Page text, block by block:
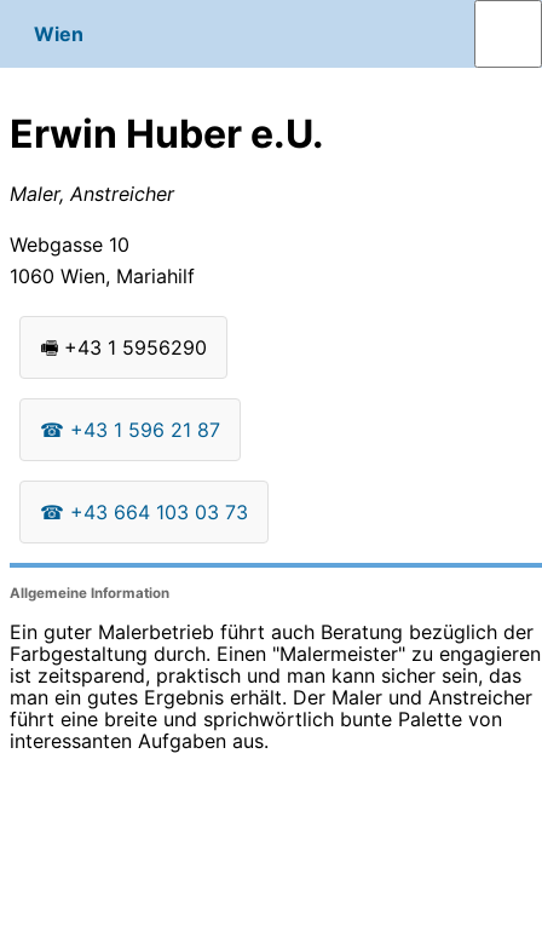
Wien
Erwin Huber e.U.
Maler, Anstreicher
Webgasse 10
1060 Wien, Mariahilf
🖷 +43 1 5956290
☎ +43 1 596 21 87
☎ +43 664 103 03 73
Allgemeine Information
Ein guter Malerbetrieb führt auch Beratung bezüglich der
Farbgestaltung durch. Einen "Malermeister" zu engagieren
ist zeitsparend, praktisch und man kann sicher sein, das
man ein gutes Ergebnis erhält. Der Maler und Anstreicher
führt eine breite und sprichwörtlich bunte Palette von
interessanten Aufgaben aus.